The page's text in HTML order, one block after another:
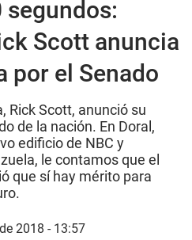
segundos:
Scott anuncia
por el Senado
Rick Scott, anunció su
de la nación. En Doral,
edificio de NBC y
le contamos que el
que sí hay mérito para
2018 - 13:57